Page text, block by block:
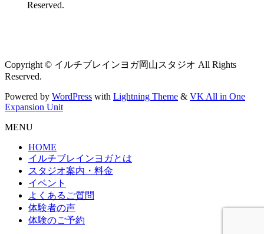
Reserved.
Copyright © イルチブレインヨガ岡山スタジオ All Rights
Reserved.
Powered by WordPress with Lightning Theme & VK All in One
Expansion Unit
MENU
HOME
イルチブレインヨガとは
スタジオ案内・料金
イベント
よくあるご質問
体験者の声
体験のご予約